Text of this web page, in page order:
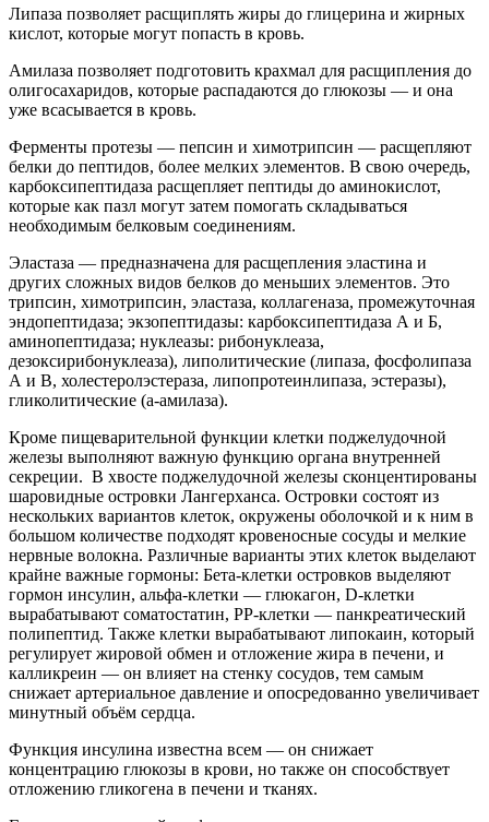
Липаза позволяет расщиплять жиры до глицерина и жирных
кислот, которые могут попасть в кровь.
Амилаза позволяет подготовить крахмал для расщипления до
олигосахаридов, которые распадаются до глюкозы — и она
уже всасывается в кровь.
Ферменты протезы — пепсин и химотрипсин — расщепляют
белки до пептидов, более мелких элементов. В свою очередь,
карбоксипептидаза расщепляет пептиды до аминокислот,
которые как пазл могут затем помогать складываться
необходимым белковым соединениям.
Эластаза — предназначена для расщепления эластина и
других сложных видов белков до меньших элементов. Это
трипсин, химотрипсин, эластаза, коллагеназа, промежуточная
эндопептидаза; экзопептидазы: карбоксипептидаза А и Б,
аминопептидаза; нуклеазы: рибонуклеаза,
дезоксирибонуклеаза), липолитические (липаза, фосфолипаза
А и В, холестеролэстераза, липопротеинлипаза, эстеразы),
гликолитические (а-амилаза).
Кроме пищеварительной функции клетки поджелудочной
железы выполняют важную функцию органа внутренней
секреции. В хвосте поджелудочной железы сконцентированы
шаровидные островки Лангерханса. Островки состоят из
нескольких вариантов клеток, окружены оболочкой и к ним в
большом количестве подходят кровеносные сосуды и мелкие
нервные волокна. Различные варианты этих клеток выделают
крайне важные гормоны: Бета-клетки островков выделяют
гормон инсулин, альфа-клетки — глюкагон, D-клетки
вырабатывают соматостатин, РР-клетки — панкреатический
полипептид. Также клетки вырабатывают липокаин, который
регулирует жировой обмен и отложение жира в печени, и
калликреин — он влияет на стенку сосудов, тем самым
снижает артериальное давление и опосредованно увеличивает
минутный объём сердца.
Функция инсулина известна всем — он снижает
концентрацию глюкозы в крови, но также он способствует
отложению гликогена в печени и тканях.